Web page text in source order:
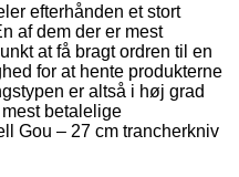
efterhånden et stort
af dem der er mest
at få bragt ordren til en
for at hente produkterne
er altså i høj grad
betalelige
Gou – 27 cm trancherkniv